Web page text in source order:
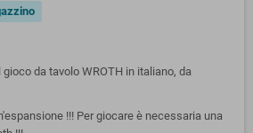
gioco da tavolo WROTH in italiano, da
!!! Per giocare è necessaria una